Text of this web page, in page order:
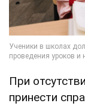
При
принести